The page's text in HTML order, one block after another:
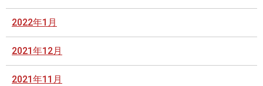
2022年1月
2021年12月
2021年11月